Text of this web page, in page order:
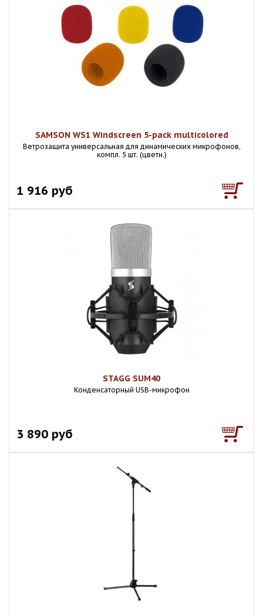
SAMSON WS1 Windscreen 5-pack multicolored
Ветрозащита универсальная для динамических микрофонов,
компл. 5 шт. (цветн.)
1 916 руб
STAGG SUM40
Конденсаторный USB-микрофон
3 890 руб